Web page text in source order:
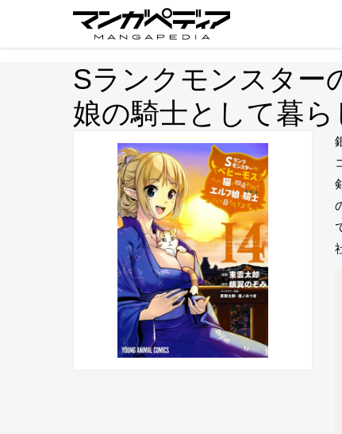
Sランクモンスター
娘の騎士として暮